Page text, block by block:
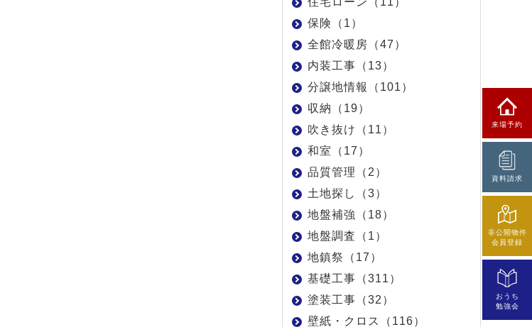
来場予約
資料請求
非公開物件
会員登録
おうち
勉強会
保険（1）
全館冷暖房（47）
内装工事（13）
分譲地情報（101）
収納（19）
吹き抜け（11）
和室（17）
品質管理（2）
土地探し（3）
地盤補強（18）
地盤調査（1）
地鎮祭（17）
基礎工事（311）
塗装工事（32）
壁紙・クロス（116）